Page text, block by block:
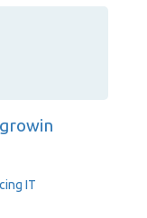
IT